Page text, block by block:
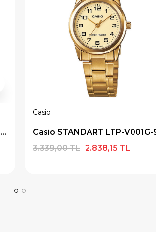
Valentino Orlandi VO.4.10016-4 Kadın Kol Saati
Casio
2.838,15 TL
3.339,00 TL
İNDİRİM×